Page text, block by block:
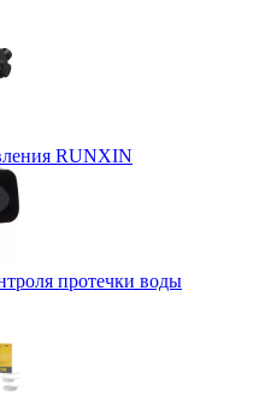
RUNXIN
протечки воды